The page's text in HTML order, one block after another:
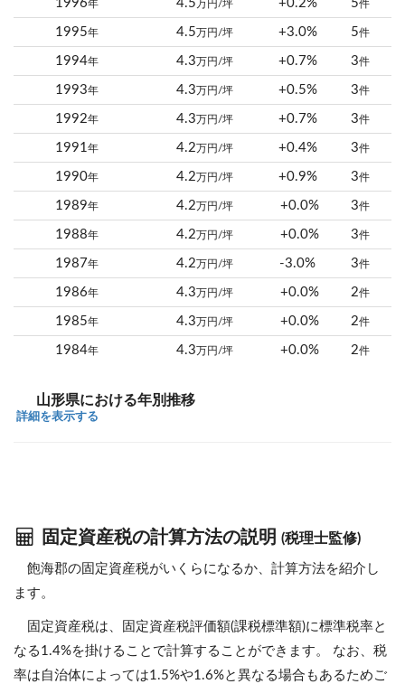
1996年 4.5 万円/坪 +0.2% 5件
1995年 4.5 万円/坪 +3.0% 5件
1994年 4.3 万円/坪 +0.7% 3件
1993年 4.3 万円/坪 +0.5% 3件
1992年 4.3 万円/坪 +0.7% 3件
1991年 4.2 万円/坪 +0.4% 3件
1990年 4.2 万円/坪 +0.9% 3件
1989年 4.2 万円/坪 +0.0% 3件
1988年 4.2 万円/坪 +0.0% 3件
1987年 4.2 万円/坪 -3.0% 3件
1986年 4.3 万円/坪 +0.0% 2件
1985年 4.3 万円/坪 +0.0% 2件
1984年 4.3 万円/坪 +0.0% 2件
山形県における年別推移
詳細を表示する
固定資産税の計算方法の説明 (税理士監修)
飽海郡の固定資産税がいくらになるか、計算方法を紹介し
ます。
固定資産税は、固定資産税評価額(課税標準額)に標準税率と
なる1.4%を掛けることで計算することができます。 なお、税
率は自治体によっては1.5%や1.6%と異なる場合もあるためご